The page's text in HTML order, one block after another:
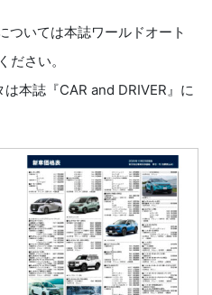
いては本誌ワールドオート
ださい。
本誌『CAR and DRIVER』に